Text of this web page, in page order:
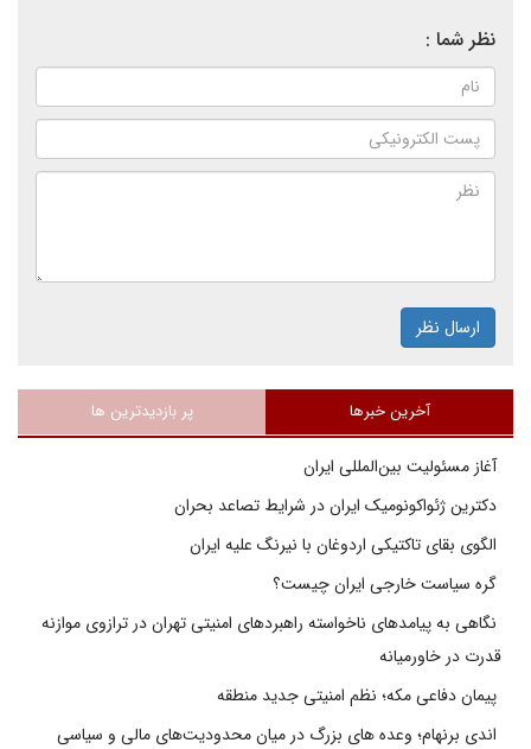
نظر شما :
ارسال نظر
آخرین خبرها پر بازدیدترین ها
آغاز مسئولیت بین‌المللی ایران
دکترین ژئواکونومیک ایران در شرایط تصاعد بحران
الگوی بقای تاکتیکی اردوغان با نیرنگ علیه ایران
گره سیاست خارجی ایران چیست؟
نگاهی به پیامدهای ناخواسته راهبردهای امنیتی تهران در ترازوی موازنه
قدرت در خاورمیانه
پیمان دفاعی مکه؛ نظم امنیتی جدید منطقه
اندی برنهام؛ وعده های بزرگ در میان محدودیت‌های مالی و سیاسی